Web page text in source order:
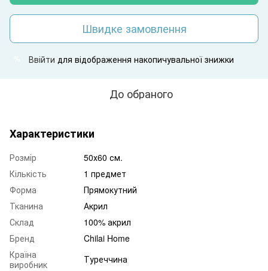
Швидке замовлення
Ввійти для відображення накопичувальної знижки
До обраного
Характеристики
Розмір
50х60 см.
Кількість
1 предмет
Форма
Прямокутний
Тканина
Акрил
Склад
100% акрил
Бренд
Chilai Home
Країна
виробник
Туреччина